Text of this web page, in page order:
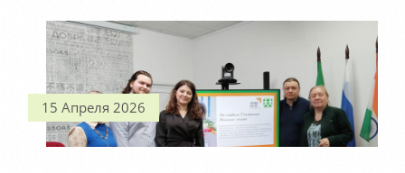
15 Апреля 2026